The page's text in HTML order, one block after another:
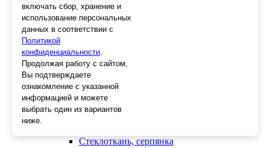
Отделочный инструмент
Клеевые пистолеты и стержни
СВП, крестики, клинья
Скребки
Ножи
Лезвия
Лента малярная, скотч
Стеклорезы
Плиткорезы
Стеклоткань, серпянка
включать сбор, хранение и
использование персональных
данных в соответствии с
Политикой
конфиденциальности.
Продолжая работу с сайтом,
Вы подтверждаете
ознакомление с указанной
информацией и можете
выбрать один из вариантов
ниже.